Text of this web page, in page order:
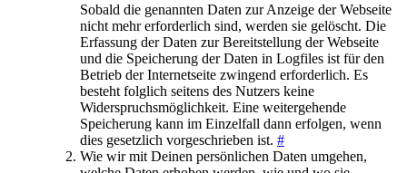
Sobald die genannten Daten zur Anzeige der Webseite
nicht mehr erforderlich sind, werden sie gelöscht. Die
Erfassung der Daten zur Bereitstellung der Webseite
und die Speicherung der Daten in Logfiles ist für den
Betrieb der Internetseite zwingend erforderlich. Es
besteht folglich seitens des Nutzers keine
Widerspruchsmöglichkeit. Eine weitergehende
Speicherung kann im Einzelfall dann erfolgen, wenn
dies gesetzlich vorgeschrieben ist. #
Wie wir mit Deinen persönlichen Daten umgehen,